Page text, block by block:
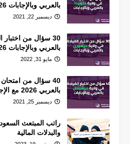
بالعربي وبالإجابات 2026 - DMV
ديسمبر 22, 2021
30 سؤال من اختبار
بالعربي وبالإجابات 2026 - DMV
مايو 31, 2022
40 سؤال من
بالعربي 2026 مع الإجابات
ديسمبر 25, 2021
والبدلات المالية